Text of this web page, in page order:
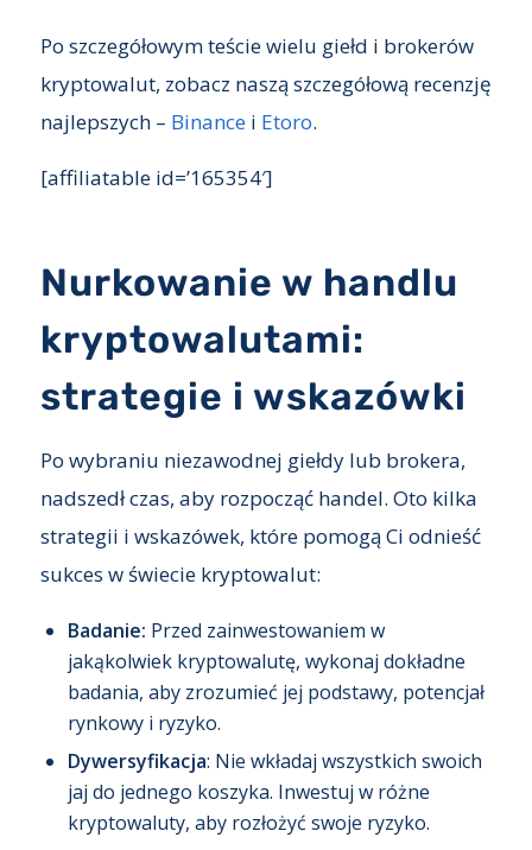
Po szczegółowym teście wielu giełd i brokerów
kryptowalut, zobacz naszą szczegółową recenzję
najlepszych – Binancei Etoro.
[affiliatable id=’165354′]
Nurkowanie w handlu
kryptowalutami:
strategie i wskazówki
Po wybraniu niezawodnej giełdy lub brokera,
nadszedł czas, aby rozpocząć handel. Oto kilka
strategii i wskazówek, które pomogą Ci odnieść
sukces w świecie kryptowalut:
Badanie: Przed zainwestowaniem w
jakąkolwiek kryptowalutę, wykonaj dokładne
badania, aby zrozumieć jej podstawy, potencjał
rynkowy i ryzyko.
Dywersyfikacja: Nie wkładaj wszystkich swoich
jaj do jednego koszyka. Inwestuj w różne
kryptowaluty, aby rozłożyć swoje ryzyko.